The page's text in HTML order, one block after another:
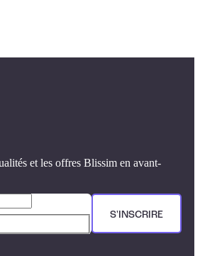
et les offres Blissim en avant-
S'INSCRIRE